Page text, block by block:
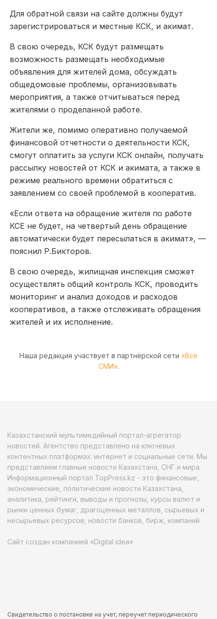
Для обратной связи на сайте должны будут
зарегистрироваться и местные КСК, и акимат.
В свою очередь, КСК будут размещать
возможность размещать необходимые
объявления для жителей дома, обсуждать
общедомовые проблемы, организовывать
мероприятия, а также отчитываться перед
жителями о проделанной работе.
Жители же, помимо оперативно получаемой
финансовой отчетности о деятельности КСК,
смогут оплатить за услуги КСК онлайн, получать
рассылку новостей от КСК и акимата, а также в
режиме реального времени обратиться с
заявлением со своей проблемой в кооператив.
«Если ответа на обращение жителя по работе
КСЕ не будет, на четвертый день обращение
автоматически будет пересылаться в акимат», —
пояснил Р.Бикторов.
В свою очередь, жилищная инспекция сможет
осуществлять общий контроль КСК, проводить
мониторинг и анализ доходов и расходов
кооперативов, а также отслеживать обращения
жителей и их исполнение.
Наша редакция участвует в партнёрской сети «Все
СМИ».
Казахстанский мультимедийный портал-агрегатор
новостей. Агентство представлено на ключевых
контентных платформах: интернет и социальные сети. Мы
представляем главные новости Казахстана, СНГ и мира.
Информационный портал TopPress.kz - это финансовые,
экономические, политические новости Казахстана,
аналитика, рейтинги, выводы и прогнозы, курсы валют и
рынки ценных бумаг, драгоценных металлов, сырьевых и
несырьевых ресурсов, новости банков, бирж, компаний.
Сайт создан компанией «Digital idea»
Свидетельство о постановке на учет, переучет периодического